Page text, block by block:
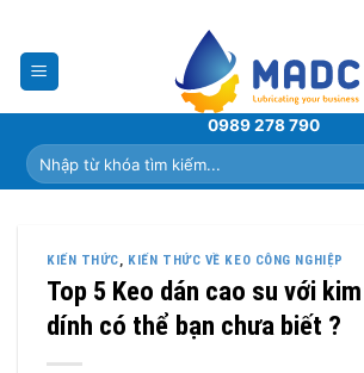
content
0989 278 790
Tìm
kiếm:
KIẾN THỨC, KIẾN THỨC VỀ KEO CÔNG NGHIỆP
Top 5 Keo dán cao su với
dính có thể bạn chưa biết ?